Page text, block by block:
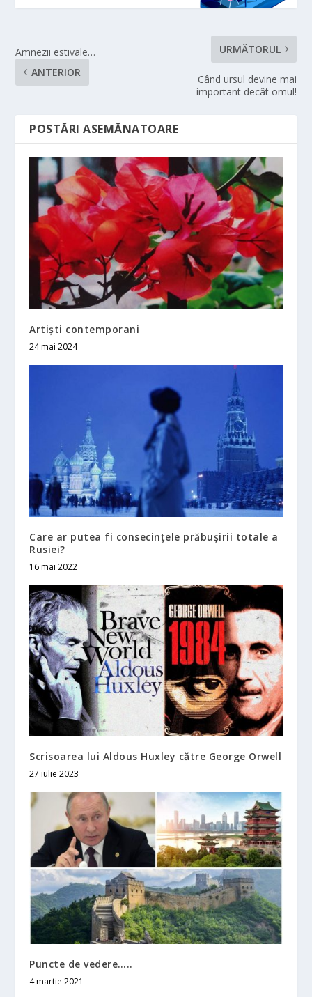
Amnezii estivale…
ANTERIOR
URMĂTORUL
Când ursul devine mai
important decât omul!
POSTĂRI ASEMĂNATOARE
Artiști contemporani
24 mai 2024
Care ar putea fi consecințele prăbușirii totale a
Rusiei?
16 mai 2022
Scrisoarea lui Aldous Huxley către George Orwell
27 iulie 2023
Puncte de vedere…..
4 martie 2021